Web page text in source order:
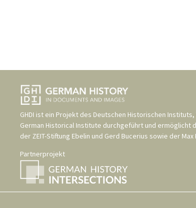
GHDI ist ein Projekt des Deutschen Historischen Instituts,
German Historical Institute durchgeführt und ermöglicht
der ZEIT-Stiftung Ebelin und Gerd Bucerius sowie der
Partnerprojekt